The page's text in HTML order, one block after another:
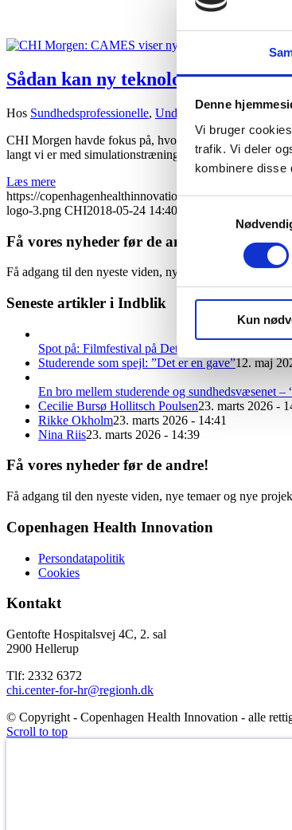
Denne
Vi bruger
trafik. Vi deler
kombinere disse
Samtykkevalg
Kun
Sådan kan ny teknologi forbedre
Hos Sundhedsprofessionelle, Undervisere
CHI Morgen havde fokus på, hvordan ny teknologi
langt vi er med simulationstræning, og hvad vi kan
Læs mere
https://copenhagenhealthinnovation.dk/wp-content/
logo-3.png CHI2018-05-24 14:40:36
Få vores nyheder før de andre!
Få adgang til den nyeste viden, nye temaer og nye
Seneste artikler i Indblik
Spot på: Filmfestival på Det Kongelige Akademi
Studerende som spejl: ”Det er en gave”12. maj
En bro mellem studerende og sundhedsvæsenet
Cecilie Bursø Hollitsch Poulsen23. marts 2026 -
Rikke Okholm23. marts 2026 - 14:41
Nina Riis23. marts 2026 - 14:39
Få vores nyheder før de andre!
Få adgang til den nyeste viden, nye temaer og nye
Copenhagen Health Innovation
Persondatapolitik
Cookies
Kontakt
Gentofte Hospitalsvej 4C, 2. sal
2900 Hellerup
Tlf: 2332 6372
chi.center-for-hr@regionh.dk
© Copyright - Copenhagen Health Innovation - alle
Scroll to top